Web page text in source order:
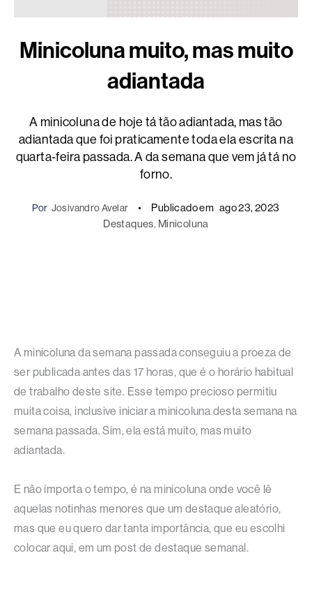
Minicoluna muito, mas muito
adiantada
A minicoluna de hoje tá tão adiantada, mas tão
adiantada que foi praticamente toda ela escrita na
quarta-feira passada. A da semana que vem já tá no
forno.
Por Josivandro Avelar Publicado em ago 23, 2023
Destaques, Minicoluna
A minicoluna da semana passada conseguiu a proeza de
ser publicada antes das 17 horas, que é o horário habitual
de trabalho deste site. Esse tempo precioso permitiu
muita coisa, inclusive iniciar a minicoluna desta semana na
semana passada. Sim, ela está muito, mas muito
adiantada.
E não importa o tempo, é na minicoluna onde você lê
aquelas notinhas menores que um destaque aleatório,
mas que eu quero dar tanta importância, que eu escolhi
colocar aqui, em um post de destaque semanal.